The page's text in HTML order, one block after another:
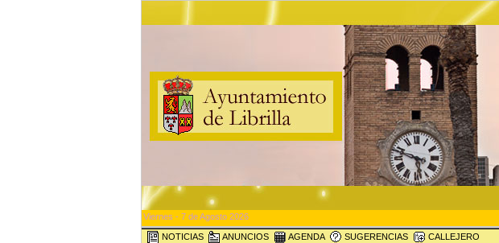
Viernes - 7 de Agosto 2026
NOTICIAS ANUNCIOS AGENDA SUGERENCIAS CALLEJERO